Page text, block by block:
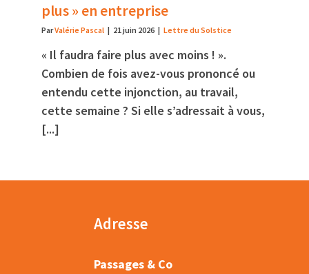
plus » en entreprise
ParValérie Pascal | 21 juin 2026 | Lettre du Solstice
« Il faudra faire plus avec moins ! ».
Combien de fois avez-vous prononcé ou
entendu cette injonction, au travail,
cette semaine ? Si elle s’adressait à vous,
[...]
Adresse
Passages & Co